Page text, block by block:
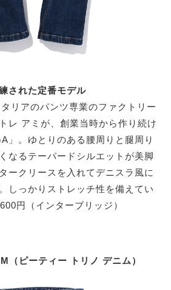
された定番モデル
リアのパンツ専業のファクトリー
レ アミが、創業当時から作り続け
」。ゆとりのある腰周りと腿周り
なるテーパードシルエットが美脚
ークリースを入れてデニスラ風に
しっかりストレッチ性を備えてい
円（インターブリッジ）
（ピーティー トリノ デニム）